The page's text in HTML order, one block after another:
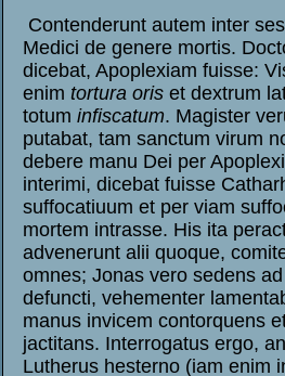
Contenderunt autem inter
Medici de genere mortis.
dicebat, Apoplexiam fuisse:
enim tortura oris et dextrum
totum infiscatum. Magister
putabat, tam sanctum virum
debere manu Dei per
interimi, dicebat fuisse
suffocatiuum et per viam
mortem intrasse. His ita
advenerunt alii quoque,
omnes; Jonas vero sedens
defuncti, vehementer
manus invicem contorquens
jactitans. Interrogatus ergo, an
Lutherus hesterno (iam enim